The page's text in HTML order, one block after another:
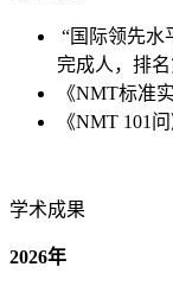
“国际领先水
完成人，排名
《NMT标准
《NMT 101
学术成果
2026年